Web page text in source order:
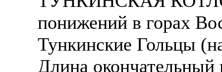
понижений в горах
Тункинские Гольцы
Длина